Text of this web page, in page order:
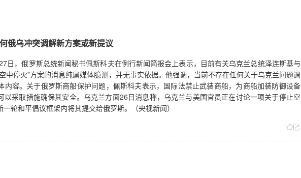
做法，回到通过友好协商和合作解决分歧的正确轨道上来，为维护中美建设性战略稳定关系共
俄乌冲突调解新方案或新提议
日，俄罗斯总统新闻秘书佩斯科夫在例行新闻简报会上表示，目前有关乌克兰总统泽连斯基与
中停火”方案的消息纯属媒体臆测，并无事实依据。他强调，当前不存在任何关于乌克兰问题调
内容。关于俄罗斯商船保护问题，佩斯科夫表示，国际法禁止武装商船，为商船加装防御设备
以采取措施确保其安全。乌克兰方面26日消息称，乌克兰与美国官员正在讨论一项关于停止空
轮和平倡议框架内将其提交给俄罗斯。（央视新闻）